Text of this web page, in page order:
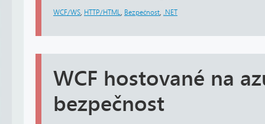
WCF/WS HTTP/HTML Bezpečnost .NET
WCF hostované na
bezpečnost